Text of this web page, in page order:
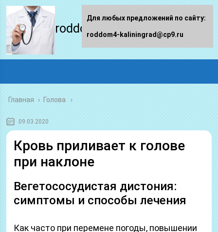
roddom4-kaliningrad.ru
Главная › Голова
09.03.2020
Кровь приливает к голове
при наклоне
Вегетососудистая дистония:
симптомы и способы лечения
Как часто при перемене погоды, повышении
Для любых предложений по сайту:
roddom4-kaliningrad@cp9.ru